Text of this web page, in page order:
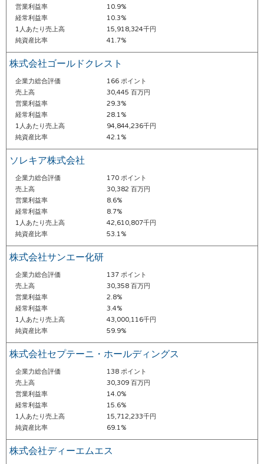
営業利益率
10.9%
経常利益率
10.3%
1人あたり売上高
15,918,324千円
純資産比率
41.7%
株式会社ゴールドクレスト
企業力総合評価
166 ポイント
売上高
30,445 百万円
営業利益率
29.3%
経常利益率
28.1%
1人あたり売上高
94,844,236千円
純資産比率
42.1%
ソレキア株式会社
企業力総合評価
170 ポイント
売上高
30,382 百万円
営業利益率
8.6%
経常利益率
8.7%
1人あたり売上高
42,610,807千円
純資産比率
53.1%
株式会社サンエー化研
企業力総合評価
137 ポイント
売上高
30,358 百万円
営業利益率
2.8%
経常利益率
3.4%
1人あたり売上高
43,000,116千円
純資産比率
59.9%
株式会社セプテーニ・ホールディングス
企業力総合評価
138 ポイント
売上高
30,309 百万円
営業利益率
14.0%
経常利益率
15.6%
1人あたり売上高
15,712,233千円
純資産比率
69.1%
株式会社ディーエムエス